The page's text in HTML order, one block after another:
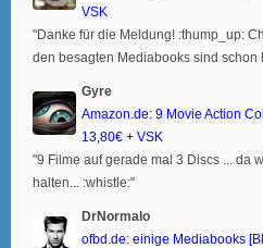
VSK
"Danke für die Meldung! :thump_up:
den besagten Mediabooks sind
Gyre
Amazon.de: 9 Movie Action
13,80€ + VSK
"9 Filme auf gerade mal 3 Discs ... da
halten... :whistle:"
DrNormalo
ofbd.de: einige Mediabooks